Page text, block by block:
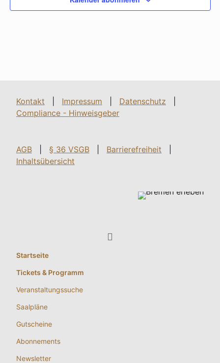
Kontakt Impressum Datenschutz
Compliance - Hinweisgeber
AGB § 36 VSGB Barrierefreiheit
Inhaltsübersicht
Startseite
Tickets & Programm
Veranstaltungssuche
Saalpläne
Gutscheine
Abonnements
Newsletter